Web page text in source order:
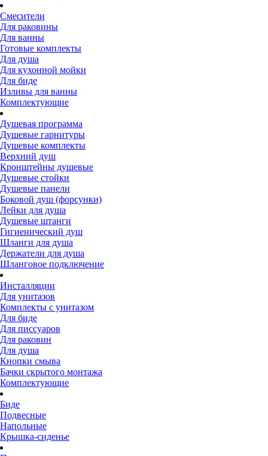
Смесители
Для раковины
Для ванны
Готовые комплекты
Для душа
Для кухонной мойки
Для биде
Изливы для ванны
Комплектующие
Душевая программа
Душевые гарнитуры
Душевые комплекты
Верхний душ
Кронштейны душевые
Душевые стойки
Душевые панели
Боковой душ (форсунки)
Лейки для душа
Душевые штанги
Гигиенический душ
Шланги для душа
Держатели для душа
Шланговое подключение
Инсталляции
Для унитазов
Комплекты с унитазом
Для биде
Для писсуаров
Для раковин
Для душа
Кнопки смыва
Бачки скрытого монтажа
Комплектующие
Биде
Подвесные
Напольные
Крышка-сиденье